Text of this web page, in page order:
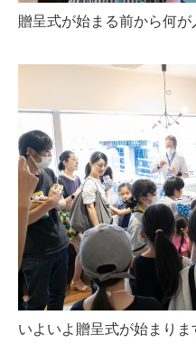
贈呈式が始まる前から何
いよいよ贈呈式が始まりま